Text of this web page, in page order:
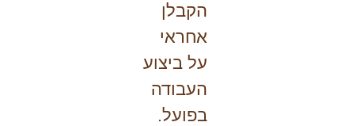
הקבלן
אחראי
על ביצוע
העבודה
בפועל.